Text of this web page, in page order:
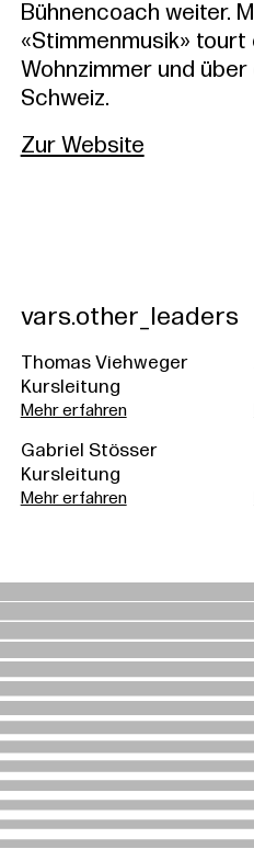
Bühnencoach weiter.
«Stimmenmusik»
Wohnzimmer und
Schweiz.
Zur Website
vars.other_leaders
Thomas Viehweger
Kursleitung
Mehr erfahren
Gabriel Stösser
Kursleitung
Mehr erfahren